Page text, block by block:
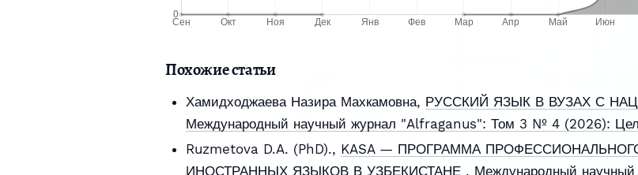
Похожие статьи
Хамидходжаева Назира Махкамовна, РУССКИЙ ЯЗЫК В ВУЗАХ С
Международный научный журнал "Alfraganus": Том 3 № 4 (2026): Цели
Ruzmetova D.A. (PhD)., KASA — ПРОГРАММА
ИНОСТРАННЫХ ЯЗЫКОВ В УЗБЕКИСТАНЕ , Международный